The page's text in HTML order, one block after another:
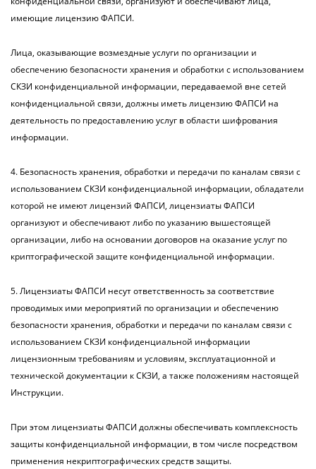
имеющие лицензию ФАПСИ.
Лица, оказывающие возмездные услуги по организации и
обеспечению безопасности хранения и обработки с использованием
СКЗИ конфиденциальной информации, передаваемой вне сетей
конфиденциальной связи, должны иметь лицензию ФАПСИ на
деятельность по предоставлению услуг в области шифрования
информации.
4. Безопасность хранения, обработки и передачи по каналам связи с
использованием СКЗИ конфиденциальной информации, обладатели
которой не имеют лицензий ФАПСИ, лицензиаты ФАПСИ
организуют и обеспечивают либо по указанию вышестоящей
организации, либо на основании договоров на оказание услуг по
криптографической защите конфиденциальной информации.
5. Лицензиаты ФАПСИ несут ответственность за соответствие
проводимых ими мероприятий по организации и обеспечению
безопасности хранения, обработки и передачи по каналам связи с
использованием СКЗИ конфиденциальной информации
лицензионным требованиям и условиям, эксплуатационной и
технической документации к СКЗИ, а также положениям настоящей
Инструкции.
При этом лицензиаты ФАПСИ должны обеспечивать комплексность
защиты конфиденциальной информации, в том числе посредством
применения некриптографических средств защиты.